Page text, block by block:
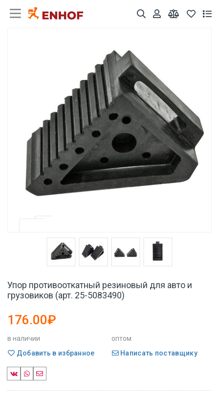
Упор противооткатный резиновый для авто и
грузовиков (арт. 25-5083490)
176.00₽
в наличии
оптом
Добавить в избранное
Написать поставщику